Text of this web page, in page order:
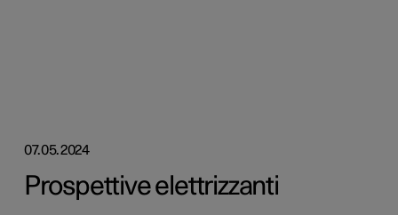
07.05.2024
Prospettive elettrizzanti